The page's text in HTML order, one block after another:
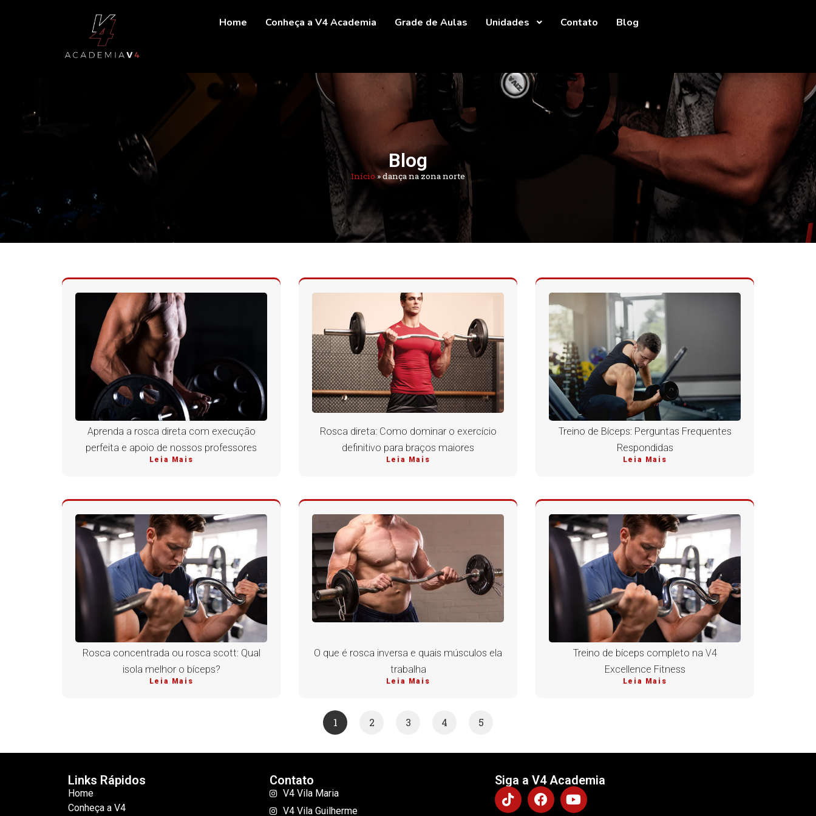
Home Conheça a V4 Academia Grade de Aulas Unidades Contato Blog
Blog
Início »dança na zona norte
Aprenda a rosca direta com execução
perfeita e apoio de nossos professores
Leia Mais
Rosca direta: Como dominar o exercício
definitivo para braços maiores
Leia Mais
Treino de Bíceps: Perguntas Frequentes
Respondidas
Leia Mais
Rosca concentrada ou rosca scott: Qual
isola melhor o bíceps?
Leia Mais
O que é rosca inversa e quais músculos ela
trabalha
Leia Mais
Treino de bíceps completo na V4
Excellence Fitness
Leia Mais
1 2 3 4 5
Links Rápidos
Home
Conheça a V4
Contato
V4 Vila Maria
V4 Vila Guilherme
Siga a V4 Academia